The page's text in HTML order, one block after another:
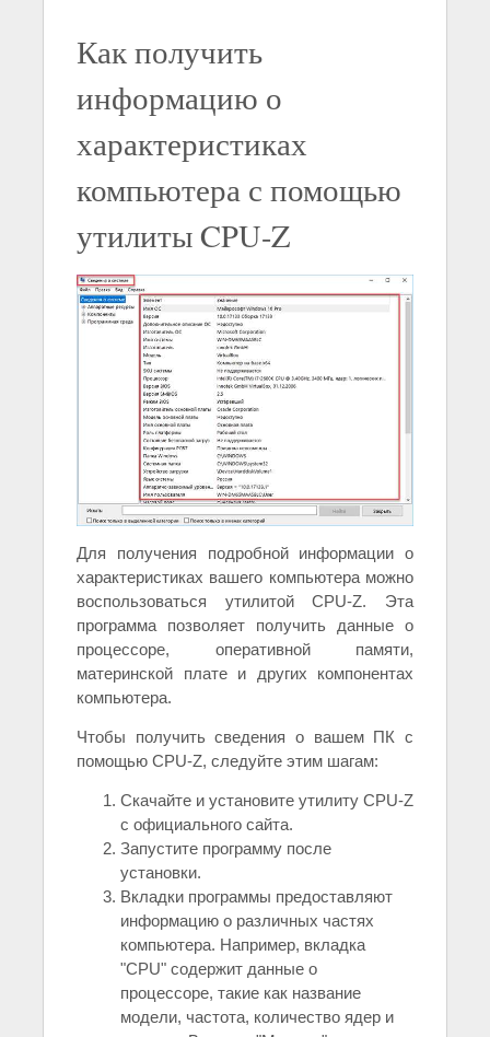
Как получить
информацию о
характеристиках
компьютера с помощью
утилиты CPU-Z
Для получения подробной информации о
характеристиках вашего компьютера можно
воспользоваться утилитой CPU-Z. Эта
программа позволяет получить данные о
процессоре, оперативной памяти,
материнской плате и других компонентах
компьютера.
Чтобы получить сведения о вашем ПК с
помощью CPU-Z, следуйте этим шагам:
Скачайте и установите утилиту CPU-Z
с официального сайта.
Запустите программу после
установки.
Вкладки программы предоставляют
информацию о различных частях
компьютера. Например, вкладка
"CPU" содержит данные о
процессоре, такие как название
модели, частота, количество ядер и